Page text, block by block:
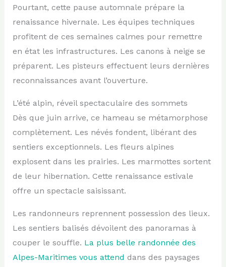
Pourtant, cette pause automnale prépare la
renaissance hivernale. Les équipes techniques
profitent de ces semaines calmes pour remettre
en état les infrastructures. Les canons à neige se
préparent. Les pisteurs effectuent leurs dernières
reconnaissances avant l’ouverture.
L’été alpin, réveil spectaculaire des sommets
Dès que juin arrive, ce hameau se métamorphose
complètement. Les névés fondent, libérant des
sentiers exceptionnels. Les fleurs alpines
explosent dans les prairies. Les marmottes sortent
de leur hibernation. Cette renaissance estivale
offre un spectacle saisissant.
Les randonneurs reprennent possession des lieux.
Les sentiers balisés dévoilent des panoramas à
couper le souffle. La plus belle randonnée des
Alpes-Maritimes vous attend dans des paysages